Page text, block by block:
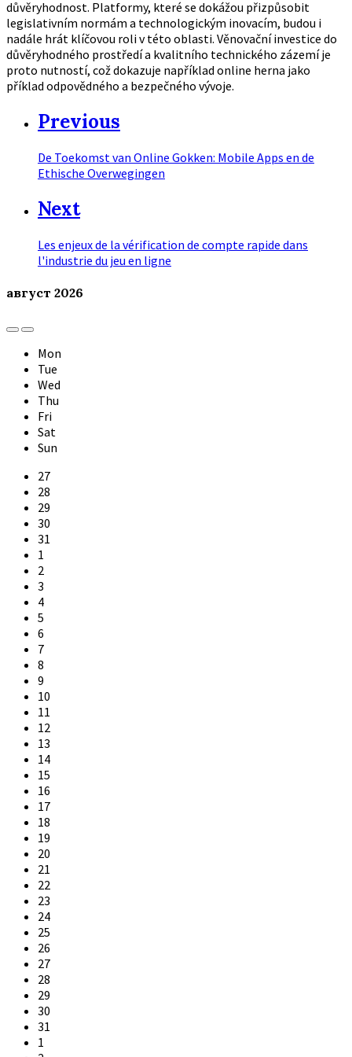
důvěryhodnost. Platformy, které se dokážou přizpůsobit
legislativním normám a technologickým inovacím, budou i
nadále hrát klíčovou roli v této oblasti. Věnovační investice do
důvěryhodného prostředí a kvalitního technického zázemí je
proto nutností, což dokazuje například online herna jako
příklad odpovědného a bezpečného vývoje.
Previous
De Toekomst van Online Gokken: Mobile Apps en de
Ethische Overwegingen
Next
Les enjeux de la vérification de compte rapide dans
l'industrie du jeu en ligne
август 2026
Previous
Month
Next
Month
Mon
Tue
Wed
Thu
Fri
Sat
Sun
Skip
calendar
days
27
28
29
30
31
1
2
3
4
5
6
7
8
9
10
11
12
13
14
15
16
17
18
19
20
21
22
23
24
25
26
27
28
29
30
31
1